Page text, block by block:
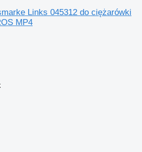
Links 045312 do ciężarówki
MP4